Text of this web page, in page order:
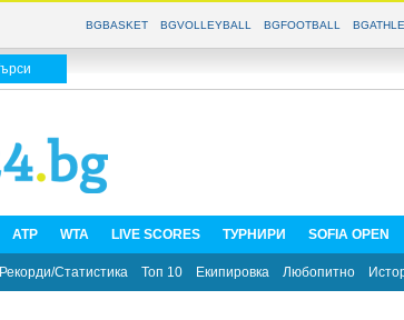
BGBASKET BGVOLLEYBALL BGFOOTBALL
ATP WTA LIVE SCORES ТУРНИРИ SOFIA OPEN
Рекорди/Статистика Топ 10 Екипировка Любопитно